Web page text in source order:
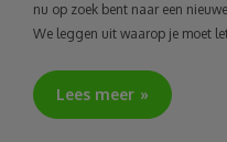
nu op zoek bent naar een
We leggen uit waarop je moet
Lees meer